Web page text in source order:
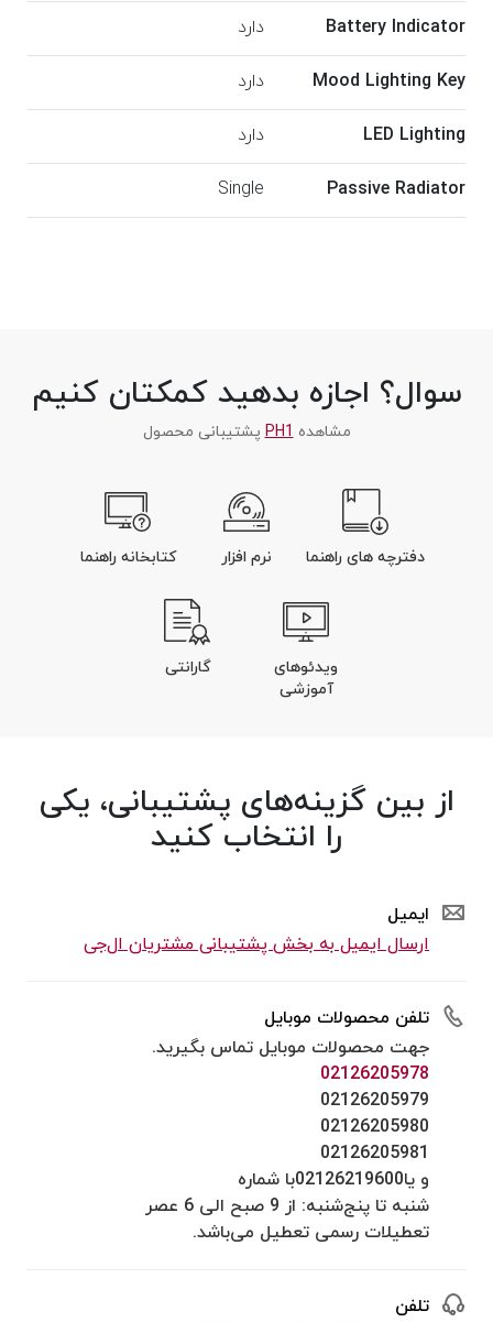
Battery Indicator دارد
Mood Lighting Key دارد
LED Lighting دارد
Passive Radiator
Single
سوال؟ اجازه بدهید کمکتان کنیم
مشاهدهPH1پشتیبانی محصول
دفترچه های راهنما نرم افزار کتابخانه راهنما
ویدئوهای
آموزشی
گارانتی
از بین گزینه‌های پشتیبانی، یکی
را انتخاب کنید
ایمیل
ارسال ایمیل به بخش پشتیبانی مشتریان ال‌جی
تلفن محصولات موبایل
جهت محصولات موبایل تماس بگیرید.
02126205978
02126205979
02126205980
02126205981
و یا02126219600با شماره
شنبه تا پنج‌شنبه: از 9 صبح الی 6 عصر
تعطیلات رسمی تعطیل می‌باشد.
تلفن